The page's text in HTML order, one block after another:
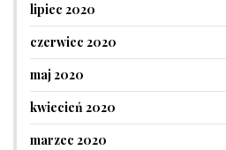
lipiec 2020
czerwiec 2020
maj 2020
kwiecień 2020
marzec 2020